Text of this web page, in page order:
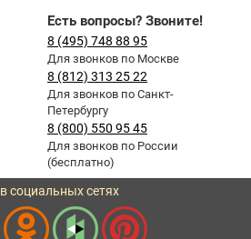
Есть вопросы? Звоните!
8 (495) 748 88 95
Для звонков по Москве
8 (812) 313 25 22
Для звонков по Санкт-
Петербургу
8 (800) 550 95 45
Для звонков по России
(бесплатно)
социальных сетях